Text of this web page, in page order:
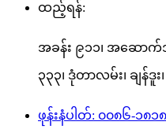
ထည့်ရန်:
အခန်း ၉၁၁၊ အဆောက်အ
၃၃၃၊ ဒုံတာလမ်း၊ ချန်ဒူ
ဖုန်းနံပါတ်: ၀၀၈၆-၁၈